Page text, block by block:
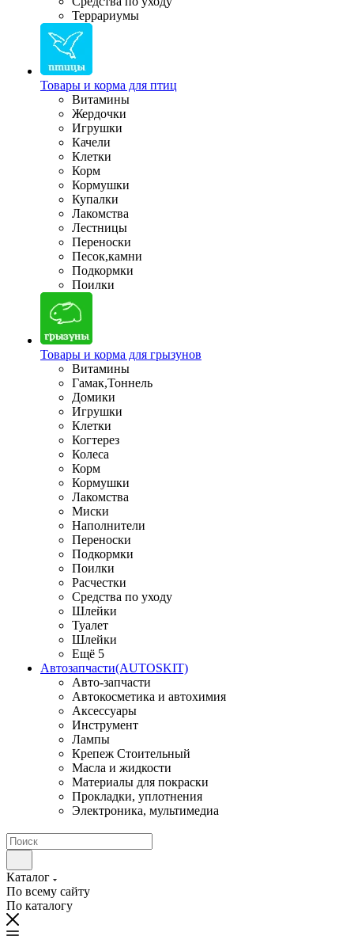
Террариумы
Товары и корма для птиц
Витамины
Жердочки
Игрушки
Качели
Клетки
Корм
Кормушки
Купалки
Лакомства
Лестницы
Переноски
Песок,камни
Подкормки
Поилки
Товары и корма для грызунов
Витамины
Гамак,Тоннель
Домики
Игрушки
Клетки
Когтерез
Колеса
Корм
Кормушки
Лакомства
Миски
Наполнители
Переноски
Подкормки
Поилки
Расчестки
Средства по уходу
Шлейки
Туалет
Шлейки
Ещё 5
Автозапчасти(AUTOSKIT)
Авто-запчасти
Автокосметика и автохимия
Аксессуары
Инструмент
Лампы
Крепеж Стоительный
Масла и жидкости
Материалы для покраски
Прокладки, уплотнения
Электроника, мультимедиа
Каталог
По всему сайту
По каталогу